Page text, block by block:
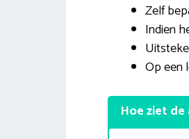
Zelf
Indien
Op een
Hoe ziet